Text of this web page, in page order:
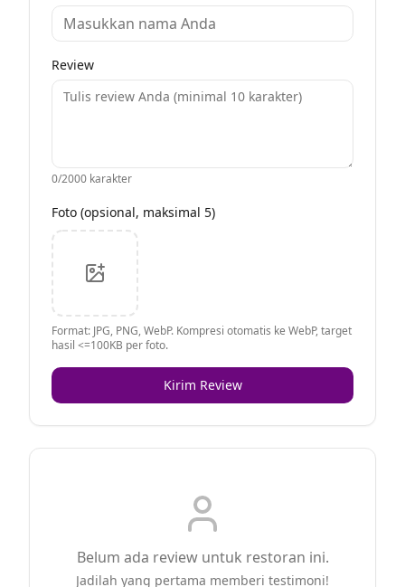
Review
0/2000 karakter
Foto (opsional, maksimal 5)
Format: JPG, PNG, WebP. Kompresi otomatis ke WebP, target
hasil <=100KB per foto.
Kirim Review
Belum ada review untuk restoran ini.
Jadilah yang pertama memberi testimoni!